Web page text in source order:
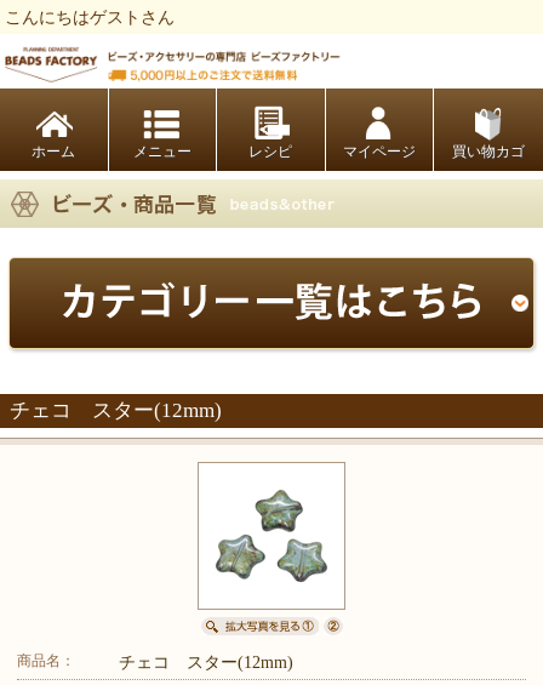
こんにちはゲストさん
ホーム レシピ マイページ 買い物カゴ
チェコ スター(12mm)
商品名： チェコ スター(12mm)